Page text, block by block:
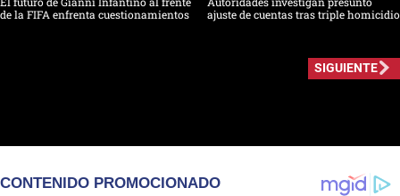
de la FIFA enfrenta cuestionamientos
ajuste de cuentas tras triple homicidio
SIGUIENTE
CONTENIDO PROMOCIONADO